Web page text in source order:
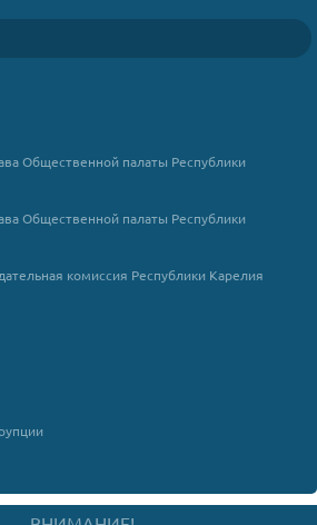
Общественной палаты Республики
Общественной палаты Республики
комиссия Республики Карелия